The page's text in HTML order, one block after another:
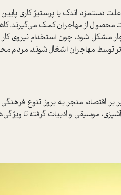
دستمزد اندک یا پرستیژ کاری
محصول از مهاجران کمک می‌گیرند.
مشکل شود، چون استخدام نیروی
توسط مهاجران اشغال شوند، مردم
بر اقتصاد، منجر به بروز تنوع
موسیقی و ادبیات گرفته تا